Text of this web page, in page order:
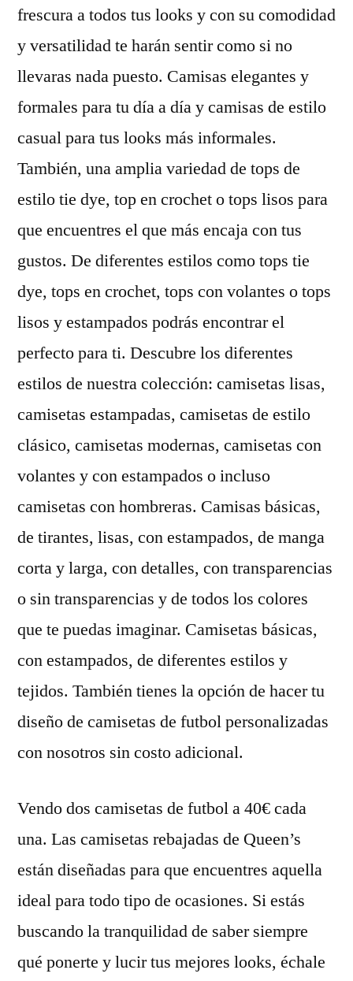
frescura a todos tus looks y con su comodidad
y versatilidad te harán sentir como si no
llevaras nada puesto. Camisas elegantes y
formales para tu día a día y camisas de estilo
casual para tus looks más informales.
También, una amplia variedad de tops de
estilo tie dye, top en crochet o tops lisos para
que encuentres el que más encaja con tus
gustos. De diferentes estilos como tops tie
dye, tops en crochet, tops con volantes o tops
lisos y estampados podrás encontrar el
perfecto para ti. Descubre los diferentes
estilos de nuestra colección: camisetas lisas,
camisetas estampadas, camisetas de estilo
clásico, camisetas modernas, camisetas con
volantes y con estampados o incluso
camisetas con hombreras. Camisas básicas,
de tirantes, lisas, con estampados, de manga
corta y larga, con detalles, con transparencias
o sin transparencias y de todos los colores
que te puedas imaginar. Camisetas básicas,
con estampados, de diferentes estilos y
tejidos. También tienes la opción de hacer tu
diseño de camisetas de futbol personalizadas
con nosotros sin costo adicional.
Vendo dos camisetas de futbol a 40€ cada
una. Las camisetas rebajadas de Queen’s
están diseñadas para que encuentres aquella
ideal para todo tipo de ocasiones. Si estás
buscando la tranquilidad de saber siempre
qué ponerte y lucir tus mejores looks, échale